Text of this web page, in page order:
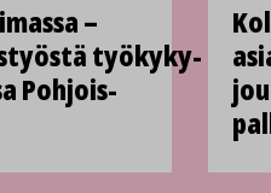
–
työkyky-
Pohjois-